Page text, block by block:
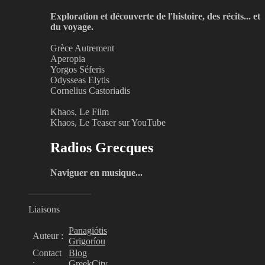
Exploration et découverte de l'histoire, des récits... et
du voyage.
Grèce Autrement
Aperopia
Yorgos Séferis
Odysseas Elytis
Cornelius Castoriadis
Khaos, Le Film
Khaos, Le Teaser sur YouTube
Radios Grecques
Naviguer en musique...
Liaisons
Auteur :
Panagiótis
Grigoríou
Contact
Blog